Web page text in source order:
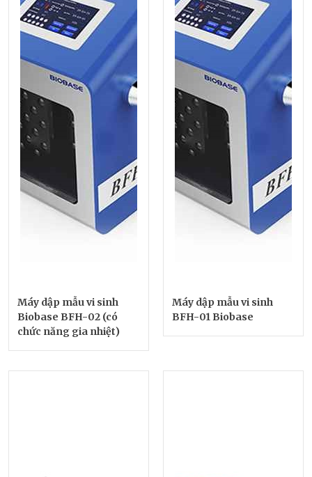
Máy dập mẫu vi sinh
Biobase BFH-02 (có
chức năng gia nhiệt)
Máy dập mẫu vi sinh
BFH-01 Biobase